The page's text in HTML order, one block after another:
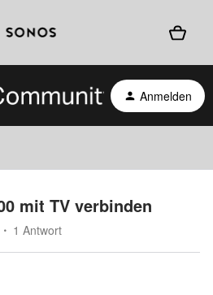
Anmelden
mit TV verbinden
1 Antwort